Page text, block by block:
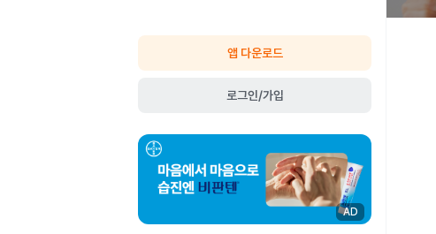
앱 다운로드
로그인/가입
AD